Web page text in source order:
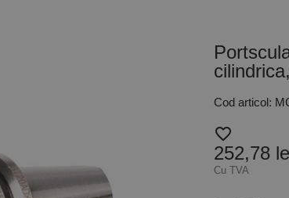
Cod articol:
favorite_border
252,78
Cu TVA